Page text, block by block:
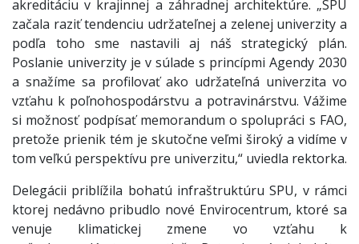
akreditáciu v krajinnej a záhradnej architektúre. „SPU
začala raziť tendenciu udržateľnej a zelenej univerzity a
podľa toho sme nastavili aj náš strategický plán.
Poslanie univerzity je v súlade s princípmi Agendy 2030
a snažíme sa profilovať ako udržateľná univerzita vo
vzťahu k poľnohospodárstvu a potravinárstvu. Vážime
si možnosť podpísať memorandum o spolupráci s FAO,
pretože prienik tém je skutočne veľmi široký a vidíme v
tom veľkú perspektívu pre univerzitu,“ uviedla rektorka.
Delegácii priblížila bohatú infraštruktúru SPU, v rámci
ktorej nedávno pribudlo nové Envirocentrum, ktoré sa
venuje klimatickej zmene vo vzťahu k